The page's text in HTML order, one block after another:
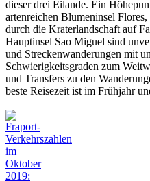
dieser drei Eilande. Ein
artenreichen Blumeninsel
durch die Kraterlandschaft auf
Hauptinsel Sao Miguel sind
und Streckenwanderungen mit
Schwierigkeitsgraden zum
und Transfers zu den
beste Reisezeit ist im Frühjahr